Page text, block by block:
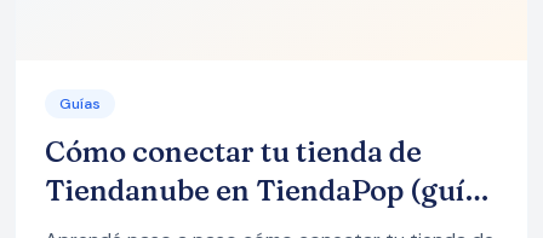
Guías
Cómo conectar tu tienda de
Tiendanube en TiendaPop (guía
paso a paso)